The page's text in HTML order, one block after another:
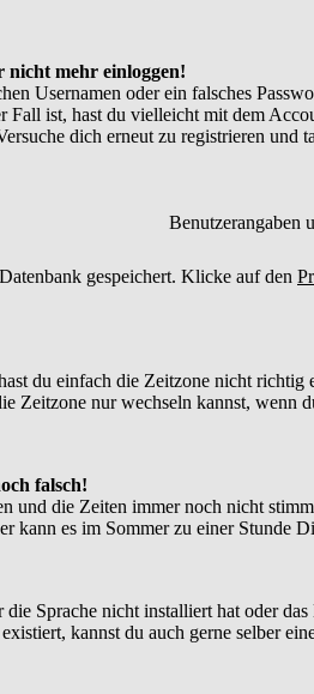
mehr einloggen!
Usernamen oder ein falsches
ist, hast du vielleicht mit dem
dich erneut zu registrieren und
Benutzerangaben
gespeichert. Klicke auf den
du einfach die Zeitzone nicht
Zeitzone nur wechseln kannst,
falsch!
die Zeiten immer noch nicht
kann es im Sommer zu einer Stunde
Sprache nicht installiert hat oder
kannst du auch gerne selber